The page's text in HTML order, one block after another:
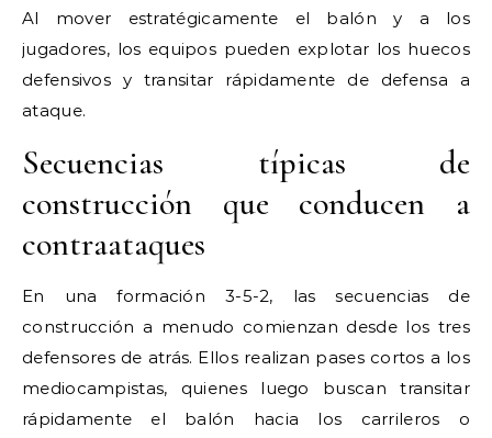
Al mover estratégicamente el balón y a los
jugadores, los equipos pueden explotar los huecos
defensivos y transitar rápidamente de defensa a
ataque.
Secuencias típicas de
construcción que conducen a
contraataques
En una formación 3-5-2, las secuencias de
construcción a menudo comienzan desde los tres
defensores de atrás. Ellos realizan pases cortos a los
mediocampistas, quienes luego buscan transitar
rápidamente el balón hacia los carrileros o